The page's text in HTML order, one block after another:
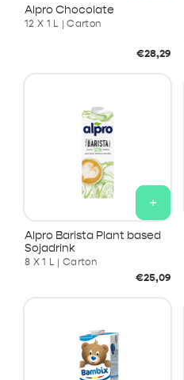
Alpro Chocolate
12 X 1 L | Carton
Prix
€28,29
+
Alpro Barista Plant based
Sojadrink
8 X 1 L | Carton
Prix
€25,09